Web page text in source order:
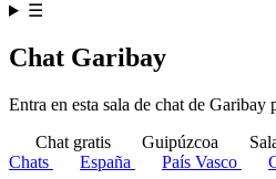
☰
Chat Garibay
Entra en esta sala de chat de
Chat gratis
Guipúzcoa
Chats
España País Vasco